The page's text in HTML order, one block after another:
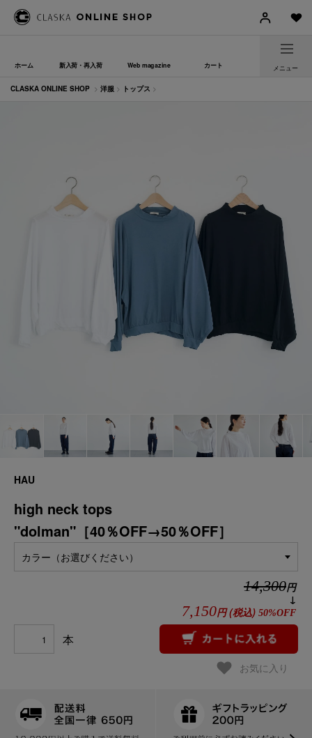
ホーム 新入荷・再入荷 Web magazine カート メニュー
CLASKA ONLINE SHOP > 洋服 > トップス >
HAU
high neck tops
"dolman"［40％OFF→50％OFF］
カラー（お選びください）
14,300円
↓
7,150円(税込) 50%OFF
本
お気に入り